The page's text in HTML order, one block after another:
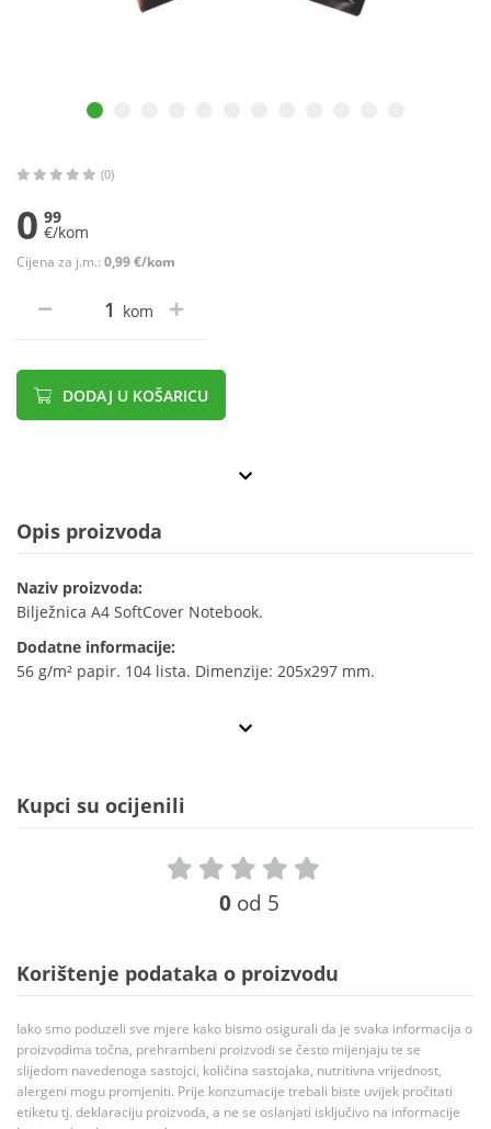
(0)
0 99
€/kom
Cijena za j.m.: 0,99 €/kom
kom
DODAJ U KOŠARICU
Opis proizvoda
Naziv proizvoda:
Bilježnica A4 SoftCover Notebook.
Dodatne informacije:
56 g/m² papir. 104 lista. Dimenzije: 205x297 mm.
Kupci su ocijenili
0 od 5
Korištenje podataka o proizvodu
Iako smo poduzeli sve mjere kako bismo osigurali da je svaka informacija o
proizvodima točna, prehrambeni proizvodi se često mijenjaju te se
slijedom navedenoga sastojci, količina sastojaka, nutritivna vrijednost,
alergeni mogu promjeniti. Prije konzumacije trebali biste uvijek pročitati
etiketu tj. deklaraciju proizvoda, a ne se oslanjati isključivo na informacije